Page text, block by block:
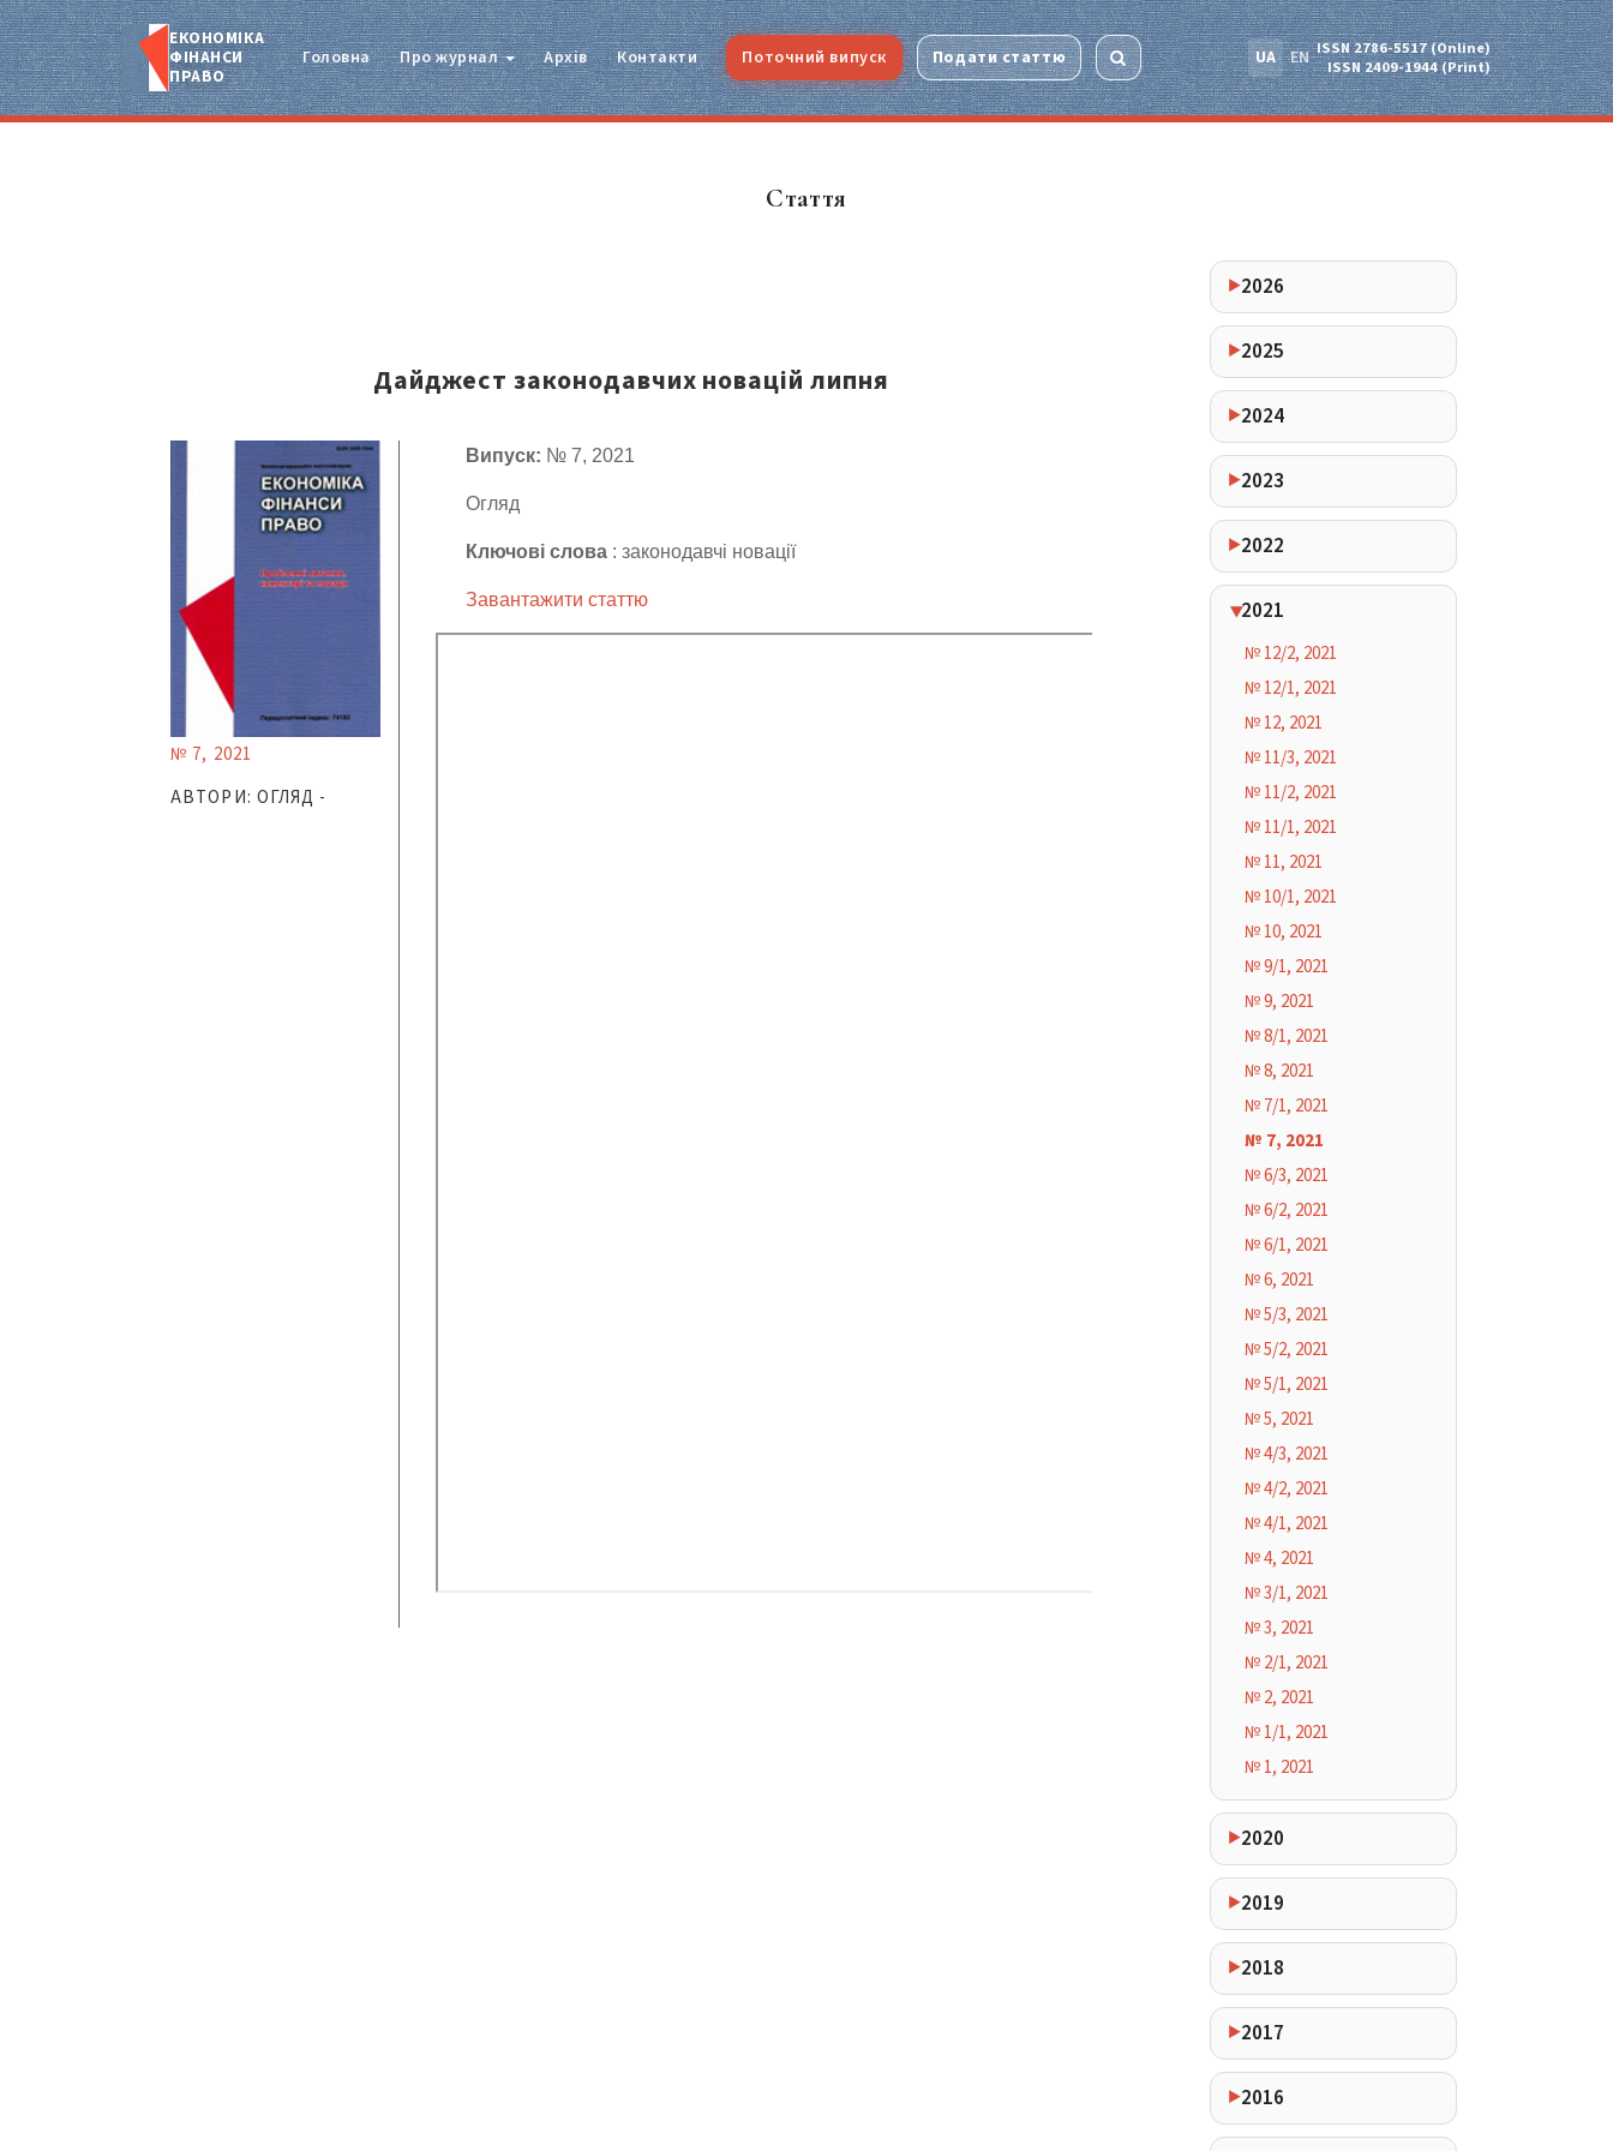
ЕКОНОМІКА
ФІНАНСИ
ПРАВО
Головна Про журнал Архів Контакти Поточний випуск Подати статтю UA EN ISSN 2786-5517 (Online)
ISSN 2409-1944 (Print)
Стаття
Дайджест законодавчих новацій липня
№ 7, 2021
АВТОРИ: ОГЛЯД -
Випуск: № 7, 2021
Огляд
Ключові слова : законодавчі новації
Завантажити статтю
2026
2025
2024
2023
2022
2021
№ 12/2, 2021
№ 12/1, 2021
№ 12, 2021
№ 11/3, 2021
№ 11/2, 2021
№ 11/1, 2021
№ 11, 2021
№ 10/1, 2021
№ 10, 2021
№ 9/1, 2021
№ 9, 2021
№ 8/1, 2021
№ 8, 2021
№ 7/1, 2021
№ 7, 2021
№ 6/3, 2021
№ 6/2, 2021
№ 6/1, 2021
№ 6, 2021
№ 5/3, 2021
№ 5/2, 2021
№ 5/1, 2021
№ 5, 2021
№ 4/3, 2021
№ 4/2, 2021
№ 4/1, 2021
№ 4, 2021
№ 3/1, 2021
№ 3, 2021
№ 2/1, 2021
№ 2, 2021
№ 1/1, 2021
№ 1, 2021
2020
2019
2018
2017
2016